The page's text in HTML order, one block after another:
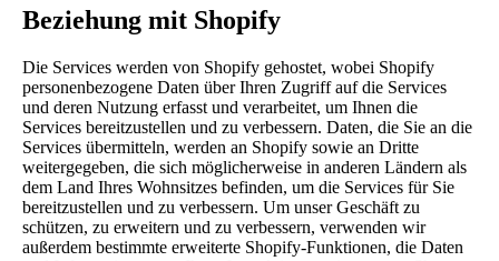
Beziehung mit Shopify
Die Services werden von Shopify gehostet, wobei Shopify
personenbezogene Daten über Ihren Zugriff auf die Services
und deren Nutzung erfasst und verarbeitet, um Ihnen die
Services bereitzustellen und zu verbessern. Daten, die Sie an die
Services übermitteln, werden an Shopify sowie an Dritte
weitergegeben, die sich möglicherweise in anderen Ländern als
dem Land Ihres Wohnsitzes befinden, um die Services für Sie
bereitzustellen und zu verbessern. Um unser Geschäft zu
schützen, zu erweitern und zu verbessern, verwenden wir
außerdem bestimmte erweiterte Shopify-Funktionen, die Daten